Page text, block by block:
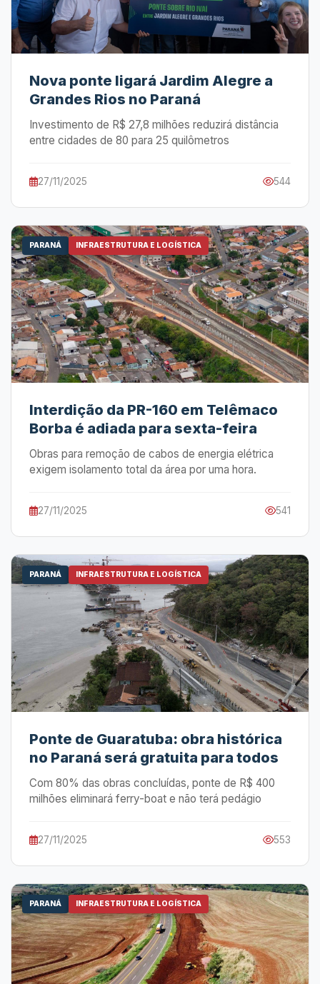
Nova ponte ligará Jardim Alegre a
Grandes Rios no Paraná
Investimento de R$ 27,8 milhões reduzirá distância
entre cidades de 80 para 25 quilômetros
27/11/2025 544
PARANÁ INFRAESTRUTURA E LOGÍSTICA
Interdição da PR-160 em Telêmaco
Borba é adiada para sexta-feira
Obras para remoção de cabos de energia elétrica
exigem isolamento total da área por uma hora.
27/11/2025 541
PARANÁ INFRAESTRUTURA E LOGÍSTICA
Ponte de Guaratuba: obra histórica
no Paraná será gratuita para todos
Com 80% das obras concluídas, ponte de R$ 400
milhões eliminará ferry-boat e não terá pedágio
27/11/2025 553
PARANÁ INFRAESTRUTURA E LOGÍSTICA